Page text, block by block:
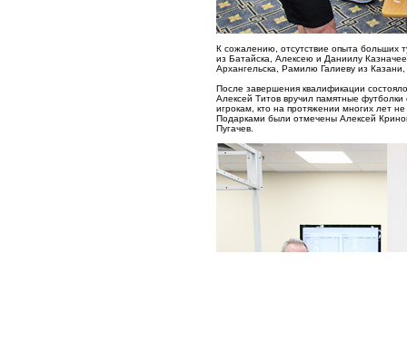
К сожалению, отсутствие опыта больших
из Батайска, Алексею и Даниилу
Архангельска, Рамилю Галиеву из
После завершения квалификации
Алексей Титов вручил памятные
игрокам, кто на протяжении многих лет
Подарками были отмечены Алексей
Пугачев.